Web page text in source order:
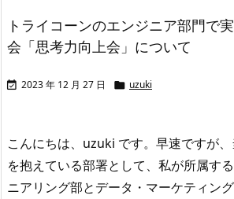
トライコーンのエンジニア部門で
会「思考力向上会」について
 2023 年 12 月 27 日  uzuki
こんにちは、uzuki です。 早速ですが
を抱えている部署として、私が所属す
ニアリング部とデータ・マーケティン